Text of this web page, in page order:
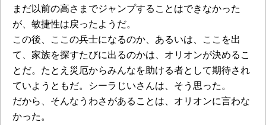
まだ以前の高さまでジャンプすることはできなかった
が、敏捷性は戻ったようだ。
この後、ここの兵士になるのか、あるいは、ここを出
て、家族を探すたびに出るのかは、オリオンが決めるこ
とだ。たとえ災厄からみんなを助ける者として期待され
ていようともだ。シーラじいさんは、そう思った。
だから、そんなうわさがあることは、オリオンに言わな
かった。